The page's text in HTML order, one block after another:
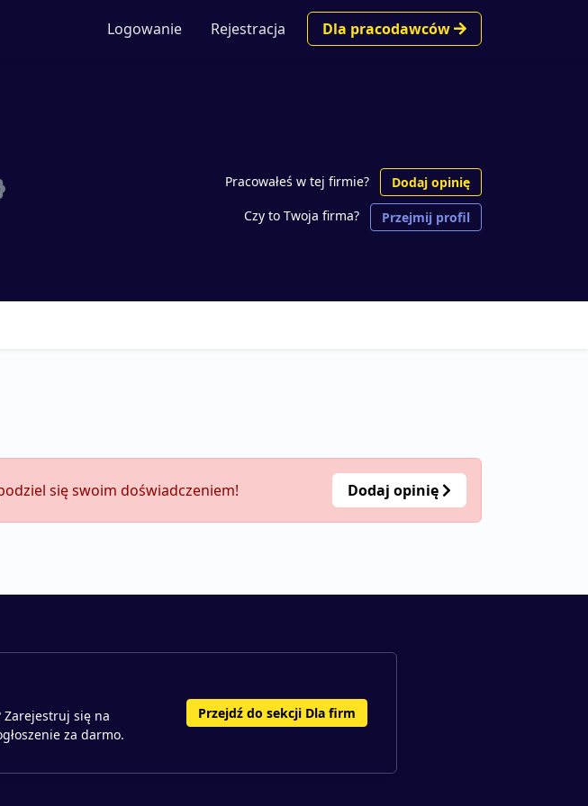
Logowanie Rejestracja Dla pracodawców
Pracowałeś w tej firmie?
Dodaj opinię
Czy to Twoja firma?
Przejmij profil
się swoim doświadczeniem! Dodaj opinię
Zarejestruj się na
za darmo.
Przejdź do sekcji Dla firm